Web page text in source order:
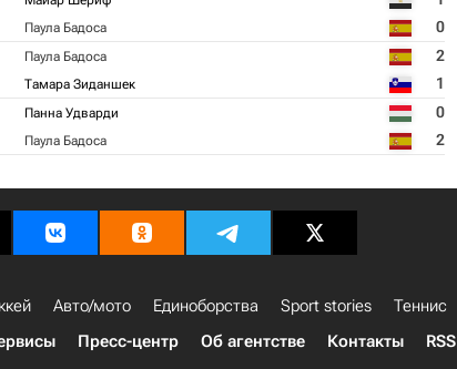
Паула Бадоса 0
Паула Бадоса 2
Тамара Зиданшек 1
Панна Удварди 0
Паула Бадоса 2
Авто/мото Единоборства Sport stories Теннис
Пресс-центр Об агентстве Контакты RSS